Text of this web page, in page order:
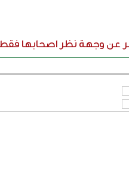
عن وجهة نظر اصحابها